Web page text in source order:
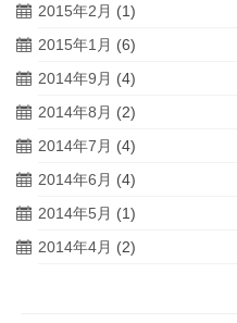
2015年2月 (1)
2015年1月 (6)
2014年9月 (4)
2014年8月 (2)
2014年7月 (4)
2014年6月 (4)
2014年5月 (1)
2014年4月 (2)